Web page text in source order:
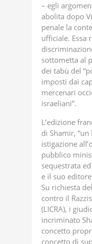
– egli
abolita dopo
penale la
ufficiale. Essa
sottometta al
dei tabù del
imposti dai
mercenari
israeliani”.
L’edizione
di Shamir,
istigazione
pubblico
sequestrata
e il suo
Su richiesta
contro il
(LICRA), i
incriminato
concetto
concetto di